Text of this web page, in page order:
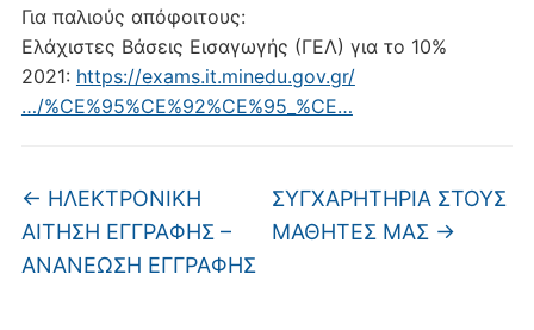
Για παλιούς απόφοιτους:
Ελάχιστες Βάσεις Εισαγωγής (ΓΕΛ) για το 10%
2021: https://exams.it.minedu.gov.gr/
…/%CE%95%CE%92%CE%95_%CE…
← ΗΛΕΚΤΡΟΝΙΚΗ
ΑΙΤΗΣΗ ΕΓΓΡΑΦΗΣ –
ΑΝΑΝΕΩΣΗ ΕΓΓΡΑΦΗΣ
ΣΥΓΧΑΡΗΤΗΡΙΑ ΣΤΟΥΣ
ΜΑΘΗΤΕΣ ΜΑΣ →